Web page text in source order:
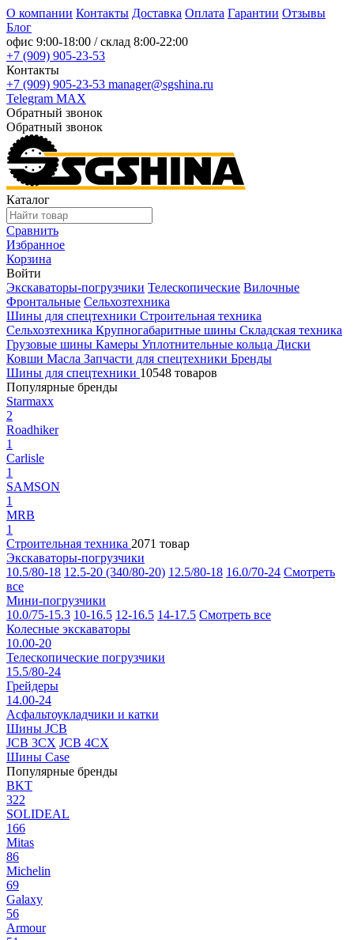
О компании Контакты Доставка Оплата Гарантии Отзывы
Блог
офис 9:00-18:00 / склад 8:00-22:00
+7 (909) 905-23-53
Контакты
+7 (909) 905-23-53 manager@sgshina.ru
Telegram MAX
Обратный звонок
Обратный звонок
Каталог
Сравнить
Избранное
Корзина
Войти
Экскаваторы-погрузчики Телескопические Вилочные
Фронтальные Сельхозтехника
Шины для спецтехники Строительная техника
Сельхозтехника Крупногабаритные шины Складская техника
Грузовые шины Камеры Уплотнительные кольца Диски
Ковши Масла Запчасти для спецтехники Бренды
Шины для спецтехники 10548 товаров
Популярные бренды
Starmaxx
2
Roadhiker
1
Carlisle
1
SAMSON
1
MRB
1
Строительная техника 2071 товар
Экскаваторы-погрузчики
10.5/80-18 12.5-20 (340/80-20) 12.5/80-18 16.0/70-24 Смотреть
все
Мини-погрузчики
10.0/75-15.3 10-16.5 12-16.5 14-17.5 Смотреть все
Колесные экскаваторы
10.00-20
Телескопические погрузчики
15.5/80-24
Грейдеры
14.00-24
Асфальтоукладчики и катки
Шины JCB
JCB 3CX JCB 4CX
Шины Case
Популярные бренды
BKT
322
SOLIDEAL
166
Mitas
86
Michelin
69
Galaxy
56
Armour